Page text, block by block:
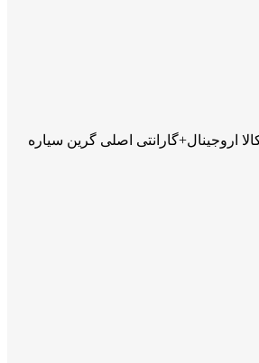
اروجینال+گارانتی اصلی گرین سیاره